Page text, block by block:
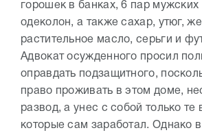
горошек в банках, 6 пар мужских
одеколон, а также сахар, утюг,
растительное масло, серьги и
Адвокат осужденного просил
оправдать подзащитного,
право проживать в этом доме,
развод, а унес с собой только те
которые сам заработал. Однако